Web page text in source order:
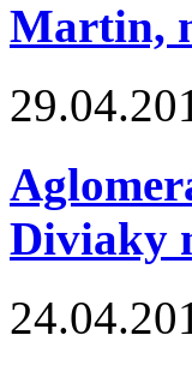
Martin,
Diviaky